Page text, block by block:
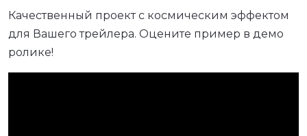
Качественный проект с космическим эффектом
для Вашего трейлера. Оцените пример в демо
ролике!